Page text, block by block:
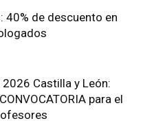
40% de descuento en
Castilla y León:
para el